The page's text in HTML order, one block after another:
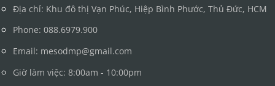
Địa chỉ: Khu đô thị Vạn Phúc, Hiệp Bình Phước, Thủ Đức, HCM
Phone: 088.6979.900
Email: mesodmp@gmail.com
Giờ làm việc: 8:00am - 10:00pm